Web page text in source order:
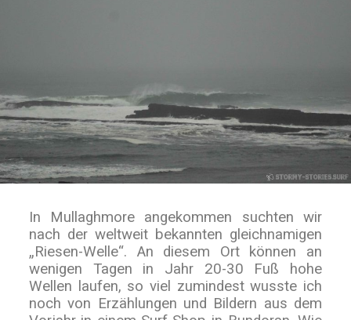
In Mullaghmore angekommen suchten wir
nach der weltweit bekannten gleichnamigen
„Riesen-Welle“. An diesem Ort können an
wenigen Tagen in Jahr 20-30 Fuß hohe
Wellen laufen, so viel zumindest wusste ich
noch von Erzählungen und Bildern aus dem